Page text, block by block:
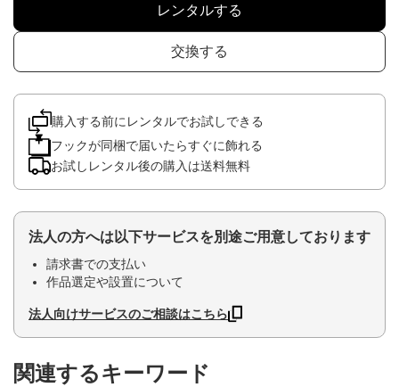
レンタルする
交換する
購入する前にレンタルでお試しできる
フックが同梱で届いたらすぐに飾れる
お試しレンタル後の購入は送料無料
法人の方へは以下サービスを別途ご用意しております
請求書での支払い
作品選定や設置について
法人向けサービスのご相談はこちら
関連するキーワード